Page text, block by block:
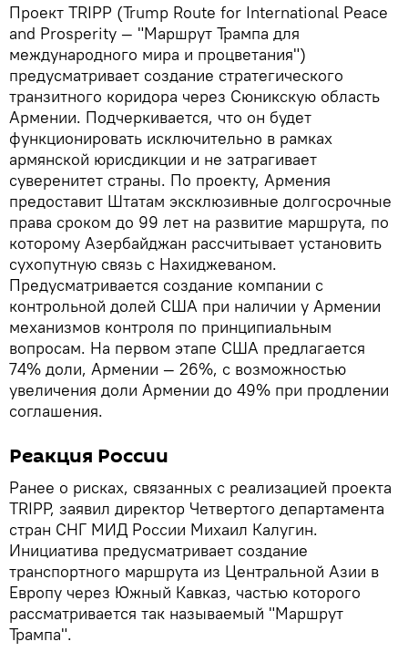
Проект TRIPP (Trump Route for International Peace
and Prosperity — "Маршрут Трампа для
международного мира и процветания")
предусматривает создание стратегического
транзитного коридора через Сюникскую область
Армении. Подчеркивается, что он будет
функционировать исключительно в рамках
армянской юрисдикции и не затрагивает
суверенитет страны. По проекту, Армения
предоставит Штатам эксклюзивные долгосрочные
права сроком до 99 лет на развитие маршрута, по
которому Азербайджан рассчитывает установить
сухопутную связь с Нахиджеваном.
Предусматривается создание компании с
контрольной долей США при наличии у Армении
механизмов контроля по принципиальным
вопросам. На первом этапе США предлагается
74% доли, Армении — 26%, с возможностью
увеличения доли Армении до 49% при продлении
соглашения.
Реакция России
Ранее о рисках, связанных с реализацией проекта
TRIPP, заявил директор Четвертого департамента
стран СНГ МИД России Михаил Калугин.
Инициатива предусматривает создание
транспортного маршрута из Центральной Азии в
Европу через Южный Кавказ, частью которого
рассматривается так называемый "Маршрут
Трампа".